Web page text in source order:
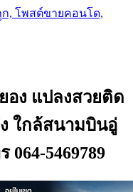
ก, โพสต์ขายคอนโด,
อง แปลงสวยติด
ใกล้สนามบินอู่
064-5469789